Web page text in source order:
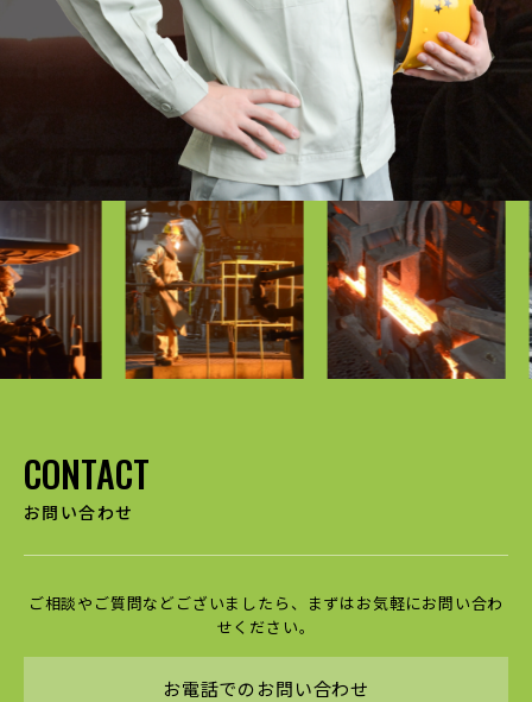
CONTACT
お問い合わせ
ご相談やご質問などございましたら、まずはお気軽にお問い合わ
せください。
お電話でのお問い合わせ